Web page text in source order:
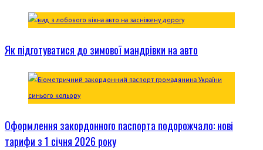
Як підготуватися до зимової мандрівки на авто
Оформлення закордонного паспорта подорожчало: нові
тарифи з 1 січня 2026 року